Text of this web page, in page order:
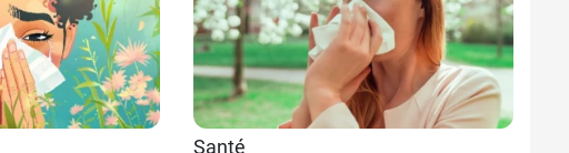
Santé